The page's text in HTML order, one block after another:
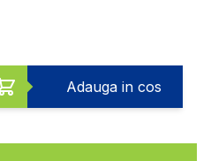
Adauga in cos